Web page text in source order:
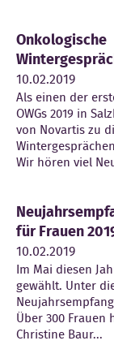
Onkologische
10.02.2019
Als einen der
OWGs 2019 in
von Novartis zu
Wir hören viel
für Frauen
10.02.2019
Im Mai diesen
gewählt. Unter
Über 300 Frauen
Christine Baur...